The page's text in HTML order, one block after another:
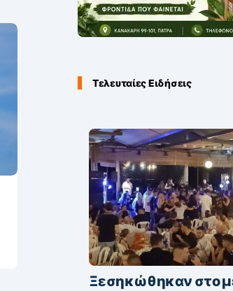
Τελευταίες Ειδήσεις
Ξεσηκώθηκαν στο